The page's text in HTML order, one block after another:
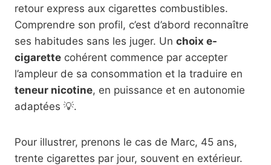
retour express aux cigarettes combustibles.
Comprendre son profil, c’est d’abord reconnaître
ses habitudes sans les juger. Un choix e-
cigarette cohérent commence par accepter
l’ampleur de sa consommation et la traduire en
teneur nicotine, en puissance et en autonomie
adaptées 💡.
Pour illustrer, prenons le cas de Marc, 45 ans,
trente cigarettes par jour, souvent en extérieur.